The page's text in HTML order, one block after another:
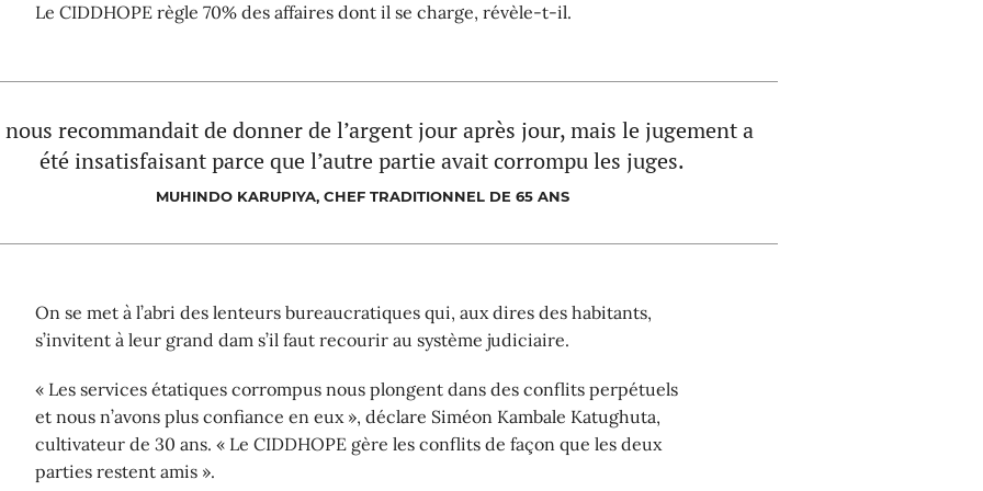
Le CIDDHOPE règle 70% des affaires dont il se charge, révèle-t-il.
recommandait de donner de l’argent jour après jour, mais le jugement a
été insatisfaisant parce que l’autre partie avait corrompu les juges.
MUHINDO KARUPIYA, CHEF TRADITIONNEL DE 65 ANS
On se met à l’abri des lenteurs bureaucratiques qui, aux dires des habitants,
s’invitent à leur grand dam s’il faut recourir au système judiciaire.
« Les services étatiques corrompus nous plongent dans des conflits perpétuels
et nous n’avons plus confiance en eux », déclare Siméon Kambale Katughuta,
cultivateur de 30 ans. « Le CIDDHOPE gère les conflits de façon que les deux
parties restent amis ».